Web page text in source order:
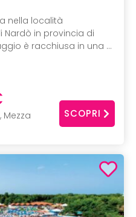
nella località
Nardò in provincia di
è racchiusa in una ...
Mezza
SCOPRI